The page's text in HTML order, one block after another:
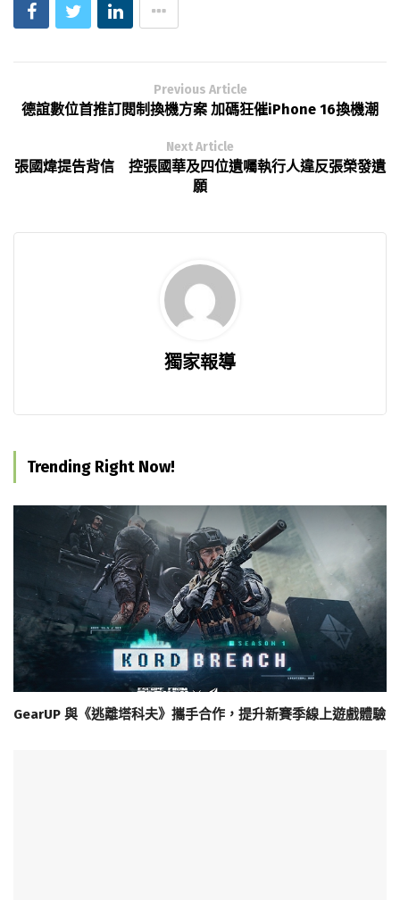
Previous Article
德誼數位首推訂閱制換機方案 加碼狂催iPhone 16換機潮
Next Article
張國煒提告背信 控張國華及四位遺囑執行人違反張榮發遺
願
獨家報導
Trending Right Now!
GearUP 與《逃離塔科夫》攜手合作，提升新賽季線上遊戲體驗